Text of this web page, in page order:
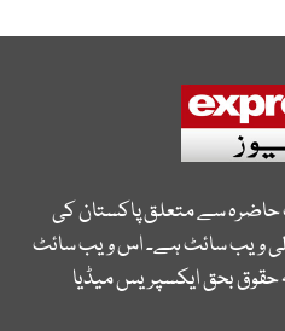
حاضرہ سے متعلق پاکستان کی
ویب سائٹ ہے۔ اس ویب سائٹ
حقوق بحق ایکسپریس میڈیا